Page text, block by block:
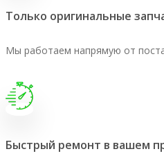
Только оригинальные
Мы работаем напрямую от
Быстрый ремонт в вашем